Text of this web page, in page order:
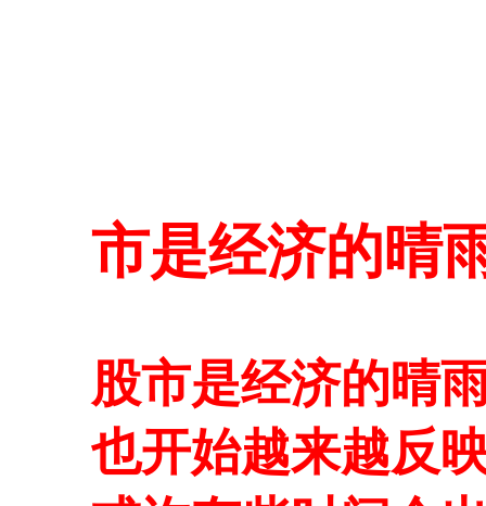
市是经济的晴
股市是经济的晴
也开始越来越反